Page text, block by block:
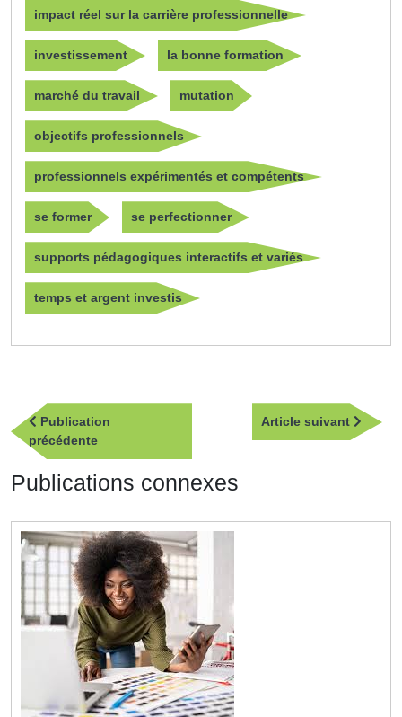
impact réel sur la carrière professionnelle
investissement la bonne formation
marché du travail mutation
objectifs professionnels
professionnels expérimentés et compétents
se former se perfectionner
supports pédagogiques interactifs et variés
temps et argent investis
Navigation
de
l’article
Publication
précédentePublication
précédente
Article suivant
Article
Publications connexes